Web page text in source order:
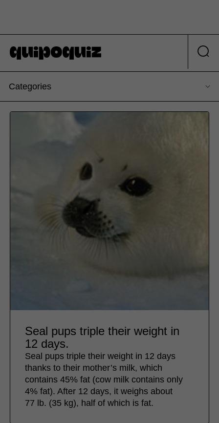
Categories
Seal pups triple their weight in
12 days.
Seal pups triple their weight in 12 days
thanks to their mother’s milk, which
contains 45% fat (cow milk contains only
4% fat). After 12 days, it weighs about
77 lb. (35 kg), half of which is fat.